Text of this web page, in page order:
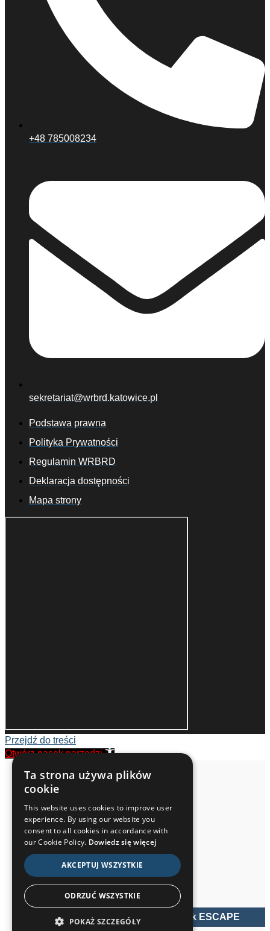
+48 785008234
sekretariat@wrbrd.katowice.pl
Podstawa prawna
Polityka Prywatności
Regulamin WRBRD
Deklaracja dostępności
Mapa strony
Przejdź do treści
Otwórz pasek narzędzi
Narzędzia dostępności
Pomniejsz tekst
Skala szarości
Negatywny kontrast
Jasne tło
Podkreślenie linków
Resetuj
Ta strona używa plików
cookie
This website uses cookies to improve user
experience. By using our website you
consent to all cookies in accordance with
our Cookie Policy. Dowiedz się więcej
AKCEPTUJ WSZYSTKIE
ODRZUĆ WSZYSTKIE
POKAŻ SZCZEGÓŁY